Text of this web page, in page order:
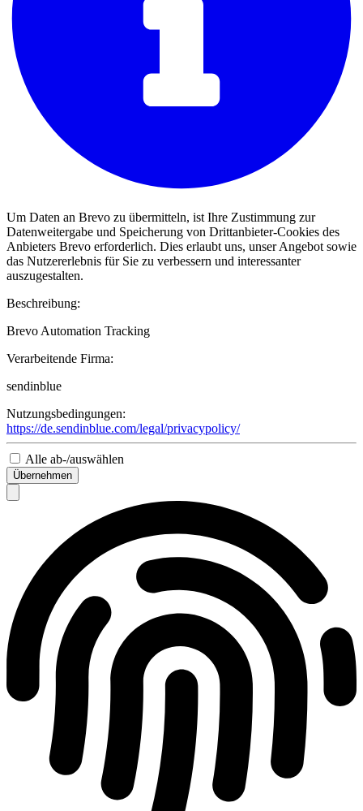
Um Daten an Brevo zu übermitteln, ist Ihre Zustimmung zur
Datenweitergabe und Speicherung von Drittanbieter-Cookies des
Anbieters Brevo erforderlich. Dies erlaubt uns, unser Angebot sowie
das Nutzererlebnis für Sie zu verbessern und interessanter
auszugestalten.
Beschreibung:
Brevo Automation Tracking
Verarbeitende Firma:
sendinblue
Nutzungsbedingungen:
https://de.sendinblue.com/legal/privacypolicy/
Alle ab-/auswählen
Übernehmen